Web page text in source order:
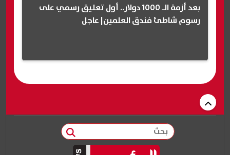
بعد أزمة الـ 1000 دولار.. أول تعليق رسمي على
رسوم شاطئ فندق العلمين| عاجل
بحث